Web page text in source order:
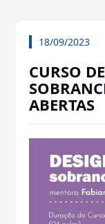
18/09/2023
CURSO
ABERTAS